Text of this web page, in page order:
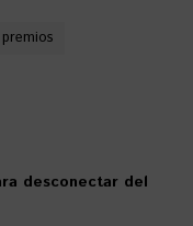
premios
desconectar del